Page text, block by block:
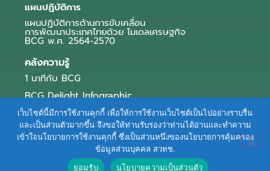
แผนปฏิบัติการ
แผนปฏิบัติการด้านการขับเคลื่อน
การพัฒนาประเทศไทยด้วย โมเดลเศรษฐกิจ
BCG พ.ศ. 2564-2570
คลังความรู้
1 นาทีกับ BCG
BCG Delight Infographic
สื่อประชาสัมพันธ์
e-Book Series
ตัวอย่างธุรกิจ BCG
เว็บไซต์นี้มีการใช้งานคุกกี้ เพื่อให้การใช้งานเว็บไซต์เป็นไปอย่างราบรื่น
และเป็นส่วนตัวมากขึ้น จึงขอให้ท่านรับรองว่าท่านได้อ่านและทำความ
เข้าใจนโยบายการใช้งานคุกกี้ ซึ่งเป็นส่วนหนึ่งของนโยบายการคุ้มครอง
ข้อมูลส่วนบุคคล สวทช.
ยอมรับ
นโยบายความเป็นส่วนตัว